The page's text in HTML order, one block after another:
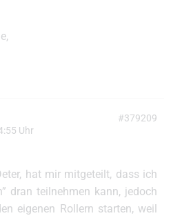
Uhr
#379209
hat mir mitgeteilt, dass ich
dran teilnehmen kann, jedoch
eigenen Rollern starten, weil